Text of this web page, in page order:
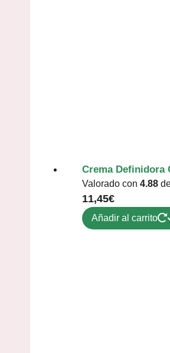
Crema Definidora
Valorado con 4.88
11,45€
Añadir al carrito